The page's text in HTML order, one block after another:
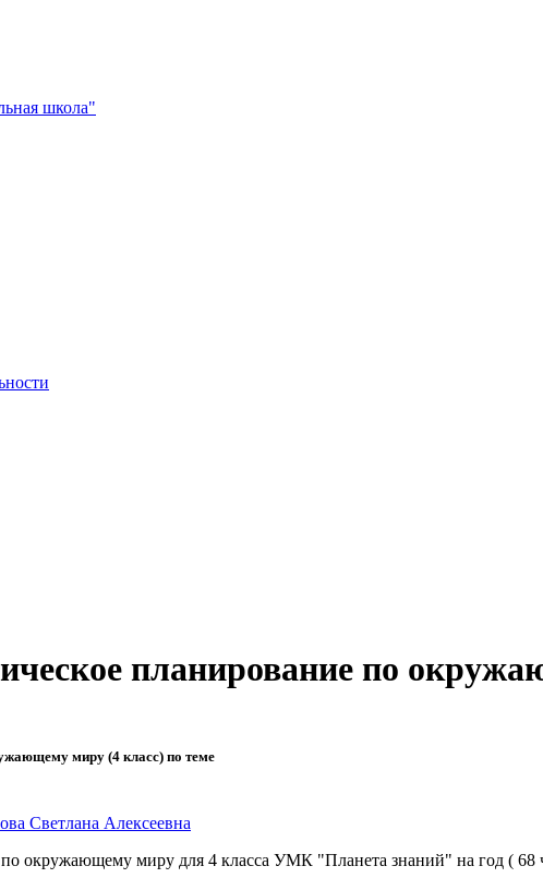
школа"
планирование по
миру (4 класс) по теме
Светлана Алексеевна
окружающему миру для 4 класса УМК "Планета знаний" на год ( 68